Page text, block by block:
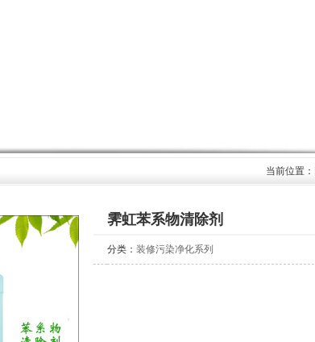
当前位置：
霁虹苯系物清除剂
分类： 装修污染净化系列